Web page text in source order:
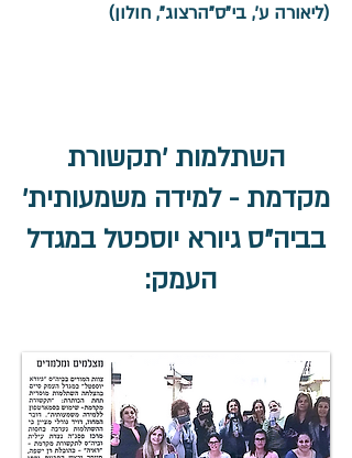
(ליאורה ע', בי"ס"הרצוג", חולון)
השתלמות 'תקשורת
מקדמת - למידה משמעותית'
בביה"ס גיורא יוספטל במגדל
העמק: